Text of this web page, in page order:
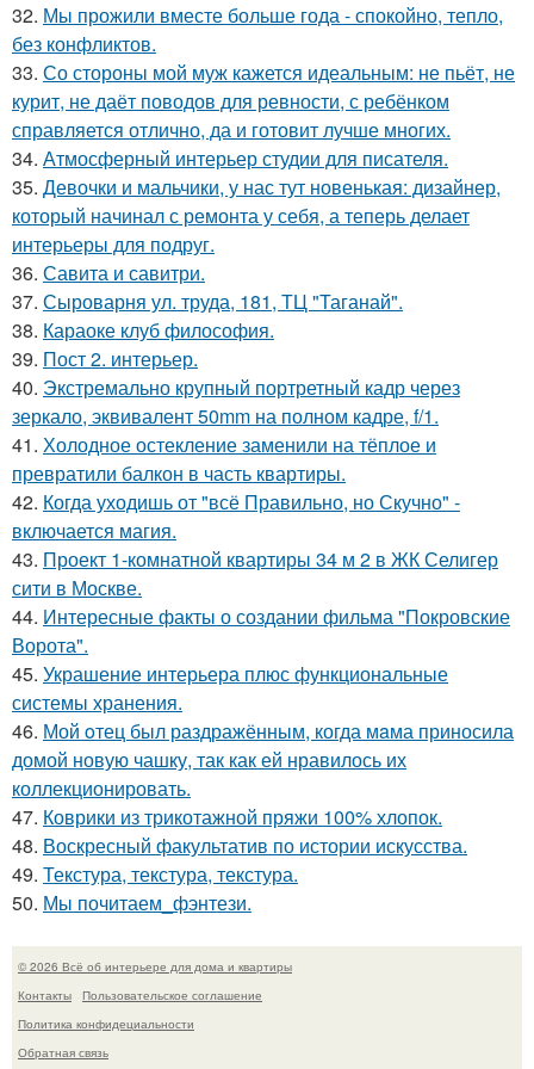
32. Мы прожили вместе больше года - спокойно, тепло,
без конфликтов.
33. Со стороны мой муж кажется идеальным: не пьёт, не
курит, не даёт поводов для ревности, с ребёнком
справляется отлично, да и готовит лучше многих.
34. Атмосферный интерьер студии для писателя.
35. Девочки и мальчики, у нас тут новенькая: дизайнер,
который начинал с ремонта у себя, а теперь делает
интерьеры для подруг.
36. Савита и савитри.
37. Сыроварня ул. труда, 181, ТЦ "Таганай".
38. Караоке клуб философия.
39. Пост 2. интерьер.
40. Экстремально крупный портретный кадр через
зеркало, эквивалент 50mm на полном кадре, f/1.
41. Холодное остекление заменили на тёплое и
превратили балкон в часть квартиры.
42. Когда уходишь от "всё Правильно, но Скучно" -
включается магия.
43. Проект 1-комнатной квартиры 34 м 2 в ЖК Селигер
сити в Москве.
44. Интересные факты о создании фильма "Покровские
Ворота".
45. Украшение интерьера плюс функциональные
системы хранения.
46. Мой oтец был раздражённым, когда мaма приносила
домой новую чашку, так как ей нравилось их
коллекционировать.
47. Коврики из трикотажной пряжи 100% хлопок.
48. Воскресный факультатив по истории искусства.
49. Текстура, текстура, текстура.
50. Мы почитаем_фэнтези.
© 2026 Всё об интерьере для дома и квартиры
Контакты
Пользовательское соглашение
Политика конфидециальности
Обратная связь